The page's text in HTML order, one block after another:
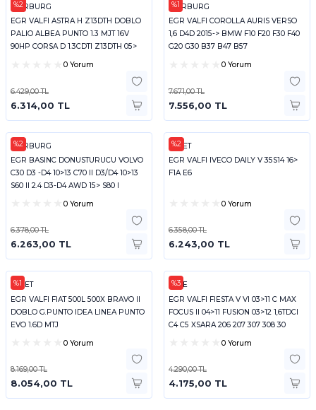
%2
PIERBURG
EGR VALFI ASTRA H Z13DTH DOBLO
PALIO ALBEA PUNTO 1.3 MJT 16V
90HP CORSA D 1.3CDTI Z13DTH 05>
0 Yorum
6.429,00 TL
6.314,00 TL
%1
PIERBURG
EGR VALFI COROLLA AURIS VERSO
1,6 D4D 2015-> BMW F10 F20 F30 F40
G20 G30 B37 B47 B57
0 Yorum
7.671,00 TL
7.556,00 TL
%2
PIERBURG
EGR BASINC DONUSTURUCU VOLVO
C30 D3 -D4 10>13 C70 II D3/D4 10>13
S60 II 2.4 D3-D4 AWD 15> S80 I
0 Yorum
6.378,00 TL
6.263,00 TL
%2
FACET
EGR VALFI IVECO DAILY V 35S14 16>
F1A E6
0 Yorum
6.358,00 TL
6.243,00 TL
%1
FACET
EGR VALFI FIAT 500L 500X BRAVO II
DOBLO G.PUNTO IDEA LINEA PUNTO
EVO 1.6D MTJ
0 Yorum
8.169,00 TL
8.054,00 TL
%3
KALE
EGR VALFI FIESTA V VI 03>11 C MAX
FOCUS II 04>11 FUSION 03>12 1,6TDCI
C4 C5 XSARA 206 207 307 308 30
0 Yorum
4.290,00 TL
4.175,00 TL